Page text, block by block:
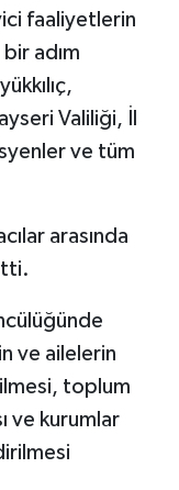
faaliyetlerin
adım
Valiliği, İl
ve tüm
arasında
ve ailelerin
toplum
ve kurumlar